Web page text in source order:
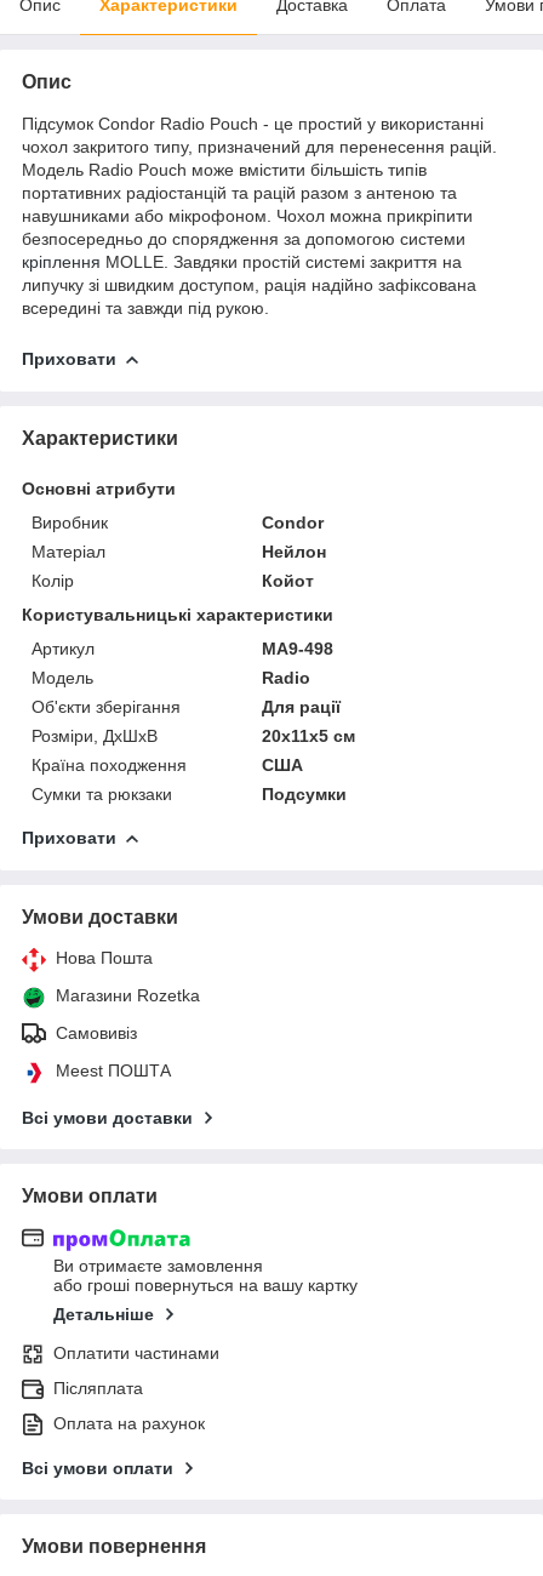
Опис Характеристики Доставка Оплата Умови
Опис
Підсумок Condor Radio Pouch - це простий у використанні
чохол закритого типу, призначений для перенесення рацій.
Модель Radio Pouch може вмістити більшість типів
портативних радіостанцій та рацій разом з антеною та
навушниками або мікрофоном. Чохол можна прикріпити
безпосередньо до спорядження за допомогою системи
кріплення MOLLE. Завдяки простій системі закриття на
липучку зі швидким доступом, рація надійно зафіксована
всередині та завжди під рукою.
Приховати
Характеристики
Основні атрибути
Виробник
Condor
Матеріал
Нейлон
Колір
Койот
Користувальницькі характеристики
Артикул
MA9-498
Мoдель
Radio
Об'єкти зберігання
Для рації
Розміри, ДхШхВ
20х11х5 см
Країна походження
США
Сумки та рюкзаки
Подсумки
Приховати
Умови доставки
Нова Пошта
Магазини Rozetka
Самовивіз
Meest ПОШТА
Всі умови доставки
Умови оплати
Ви отримаєте замовлення
або гроші повернуться на вашу картку
Детальніше
Оплатити частинами
Післяплата
Оплата на рахунок
Всі умови оплати
Умови повернення